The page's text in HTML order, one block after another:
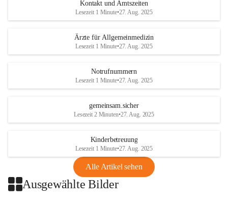
Danke für Ihr Verständnis.
Alarmdienst
OMV AustriaExploration & Production
omv.alarmdienst@kontraktor.at
http://www.omv.com
Kontakt und Amtszeiten
Lesezeit 1 Minute•27. Aug. 2025
Ärzte für Allgemeinmedizin
Lesezeit 1 Minute•27. Aug. 2025
Notrufnummern
Lesezeit 1 Minute•27. Aug. 2025
gemeinsam.sicher
Lesezeit 2 Minuten•27. Aug. 2025
Kinderbetreuung
Lesezeit 1 Minute•27. Aug. 2025
Alle Artikel sehen
Ausgewählte Bilder